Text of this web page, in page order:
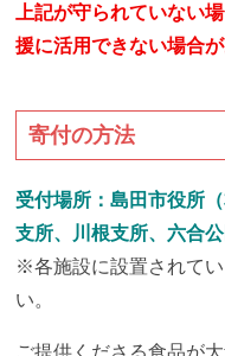
上記が守られていない
援に活用できない場合
寄付の方法
受付場所：島田市役所
支所、川根支所、六合
※各施設に設置されて
い。
ご提供くださる食品が